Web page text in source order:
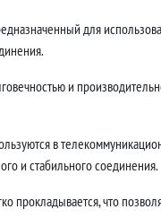
для
и
в
и стабильного соединения.
что